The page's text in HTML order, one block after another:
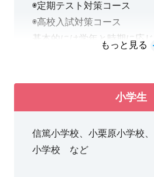
通っている高校や通塾コー
ランを決定します。
す。
教室にあるタブレットを使
◉定期テスト対策コース
◉高校入試対策コース
基本的には学年と時期に応
漢検・英検も準会場のため
もっと見る
小学生
信篤小学校、小栗原小学校
小学校 など